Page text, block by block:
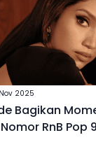
2025
Bagikan
90’s Berjudul